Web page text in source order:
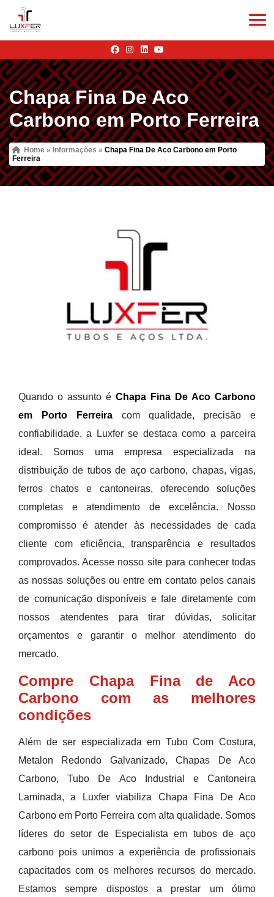
Chapa Fina De Aco
Carbono em Porto Ferreira
Home » Informações » Chapa Fina De Aco Carbono em Porto
Ferreira
Quando o assunto é Chapa Fina De Aco Carbono
em Porto Ferreiracom qualidade, precisão e
confiabilidade, a Luxfer se destaca como a parceira
ideal. Somos uma empresa especializada na
distribuição de tubos de aço carbono, chapas, vigas,
ferros chatos e cantoneiras, oferecendo soluções
completas e atendimento de excelência. Nosso
compromisso é atender às necessidades de cada
cliente com eficiência, transparência e resultados
comprovados. Acesse nosso site para conhecer todas
as nossas soluções ou entre em contato pelos canais
de comunicação disponíveis e fale diretamente com
nossos atendentes para tirar dúvidas, solicitar
orçamentos e garantir o melhor atendimento do
mercado.
Compre Chapa Fina de Aco
Carbono com as melhores
condições
Além de ser especializada em Tubo Com Costura,
Metalon Redondo Galvanizado, Chapas De Aco
Carbono, Tubo De Aco Industrial e Cantoneira
Laminada, a Luxfer viabiliza Chapa Fina De Aco
Carbono em Porto Ferreira com alta qualidade. Somos
líderes do setor de Especialista em tubos de aço
carbono pois unimos a experiência de profissionais
capacitados com os melhores recursos do mercado.
Estamos sempre dispostos a prestar um ótimo